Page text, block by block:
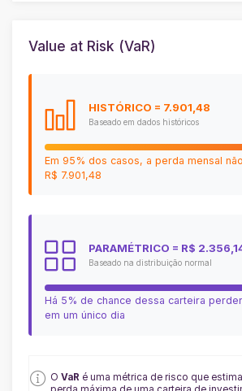
Value at Risk (VaR)
HISTÓRICO = 7.901,48
Baseado em dados históricos
Em 95% dos casos, a perda mensal
R$ 7.901,48
PARAMÉTRICO = R$
Baseado na distribuição normal
Há 5% de chance dessa carteira
em um único dia
OVaR é uma métrica de risco que